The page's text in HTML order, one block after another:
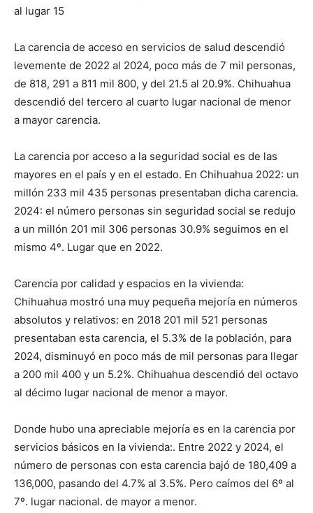
al lugar 15
La carencia de acceso en servicios de salud descendió
levemente de 2022 al 2024, poco más de 7 mil personas,
de 818, 291 a 811 mil 800, y del 21.5 al 20.9%. Chihuahua
descendió del tercero al cuarto lugar nacional de menor
a mayor carencia.
La carencia por acceso a la seguridad social es de las
mayores en el país y en el estado. En Chihuahua 2022: un
millón 233 mil 435 personas presentaban dicha carencia.
2024: el número personas sin seguridad social se redujo
a un millón 201 mil 306 personas 30.9% seguimos en el
mismo 4º. Lugar que en 2022.
Carencia por calidad y espacios en la vivienda:
Chihuahua mostró una muy pequeña mejoría en números
absolutos y relativos: en 2018 201 mil 521 personas
presentaban esta carencia, el 5.3% de la población, para
2024, disminuyó en poco más de mil personas para llegar
a 200 mil 400 y un 5.2%. Chihuahua descendió del octavo
al décimo lugar nacional de menor a mayor.
Donde hubo una apreciable mejoría es en la carencia por
servicios básicos en la vivienda:. Entre 2022 y 2024, el
número de personas con esta carencia bajó de 180,409 a
136,000, pasando del 4.7% al 3.5%. Pero caímos del 6º al
7º. lugar nacional. de mayor a menor.